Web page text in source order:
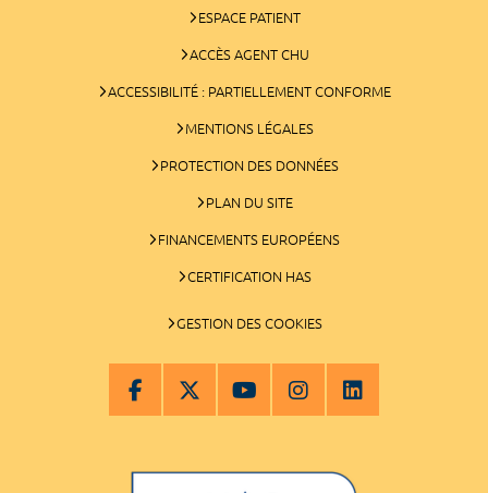
ESPACE PATIENT
ACCÈS AGENT CHU
ACCESSIBILITÉ : PARTIELLEMENT CONFORME
MENTIONS LÉGALES
PROTECTION DES DONNÉES
PLAN DU SITE
FINANCEMENTS EUROPÉENS
CERTIFICATION HAS
GESTION DES COOKIES